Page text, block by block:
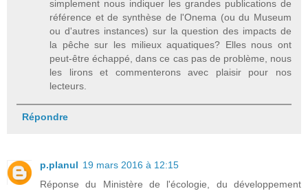
simplement nous indiquer les grandes publications de
référence et de synthèse de l'Onema (ou du Museum
ou d'autres instances) sur la question des impacts de
la pêche sur les milieux aquatiques? Elles nous ont
peut-être échappé, dans ce cas pas de problème, nous
les lirons et commenterons avec plaisir pour nos
lecteurs.
Répondre
p.planul 19 mars 2016 à 12:15
Réponse du Ministère de l'écologie, du développement